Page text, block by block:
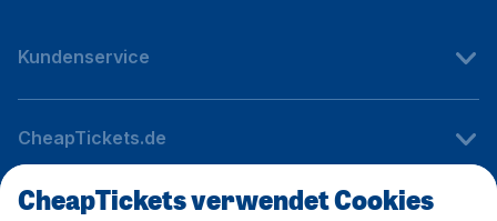
Kundenservice
CheapTickets.de
CheapTickets verwendet Cookies